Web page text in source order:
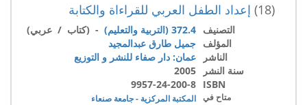
(18) إعداد الطفل العربي للقراءاة والكتابة
التصنيف 372.4 (التربية والتعليم)
- (كتاب / عربي)
المؤلف جميل طارق عبدالمجيد
الناشر
عمان: دار صفاء للنشر و التوزيع
سنة النشر
2005
ISBN
9957-24-200-8
متاح في المكتبة المركزية - جامعة صنعاء